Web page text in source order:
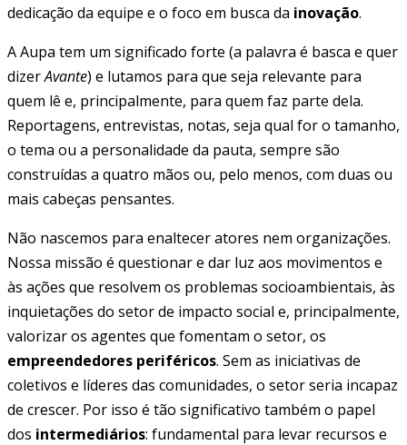
dedicação da equipe e o foco em busca da inovação.
A Aupa tem um significado forte (a palavra é basca e quer
dizerAvante) e lutamos para que seja relevante para
quem lê e, principalmente, para quem faz parte dela.
Reportagens, entrevistas, notas, seja qual for o tamanho,
o tema ou a personalidade da pauta, sempre são
construídas a quatro mãos ou, pelo menos, com duas ou
mais cabeças pensantes.
Não nascemos para enaltecer atores nem organizações.
Nossa missão é questionar e dar luz aos movimentos e
às ações que resolvem os problemas socioambientais, às
inquietações do setor de impacto social e, principalmente,
valorizar os agentes que fomentam o setor, os
empreendedores periféricos. Sem as iniciativas de
coletivos e líderes das comunidades, o setor seria incapaz
de crescer. Por isso é tão significativo também o papel
dos intermediários: fundamental para levar recursos e